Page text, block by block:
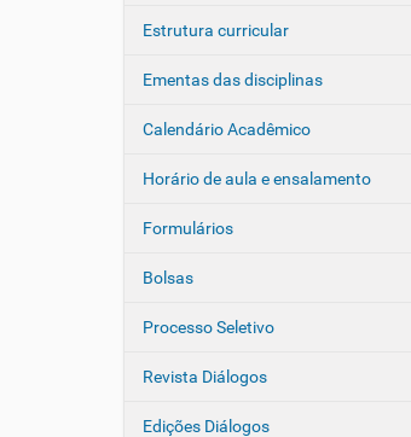
Estrutura curricular
Ementas das disciplinas
Calendário Acadêmico
Horário de aula e ensalamento
Formulários
Bolsas
Processo Seletivo
Revista Diálogos
Edições Diálogos